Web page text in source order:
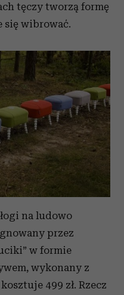
tęczy tworzą formę
się wibrować.
na ludowo
przez
w formie
wykonany z
499 zł. Rzecz